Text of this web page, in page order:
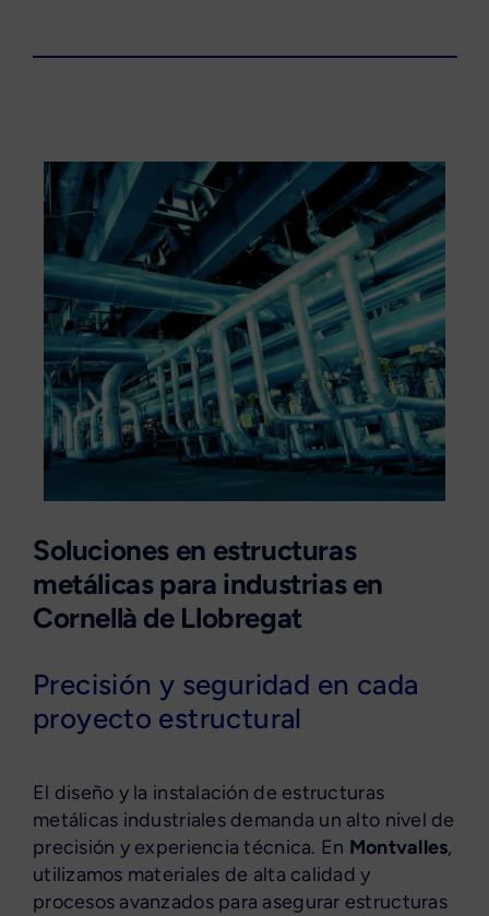
Soluciones en estructuras
metálicas para industrias en
Cornellà de Llobregat
Precisión y seguridad en cada
proyecto estructural
El diseño y la instalación de estructuras
metálicas industriales demanda un alto nivel de
precisión y experiencia técnica. En Montvalles,
utilizamos materiales de alta calidad y
procesos avanzados para asegurar estructuras